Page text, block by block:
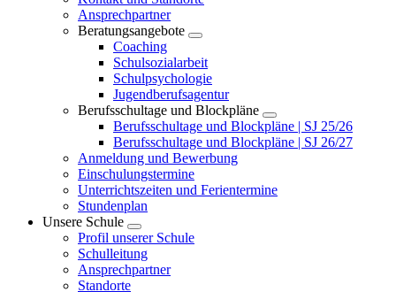
Ansprechpartner
Beratungsangebote
Coaching
Schulsozialarbeit
Schulpsychologie
Jugendberufsagentur
Berufsschultage und Blockpläne
Berufsschultage und Blockpläne | SJ 25/26
Berufsschultage und Blockpläne | SJ 26/27
Anmeldung und Bewerbung
Einschulungstermine
Unterrichtszeiten und Ferientermine
Stundenplan
Unsere Schule
Profil unserer Schule
Schulleitung
Ansprechpartner
Standorte